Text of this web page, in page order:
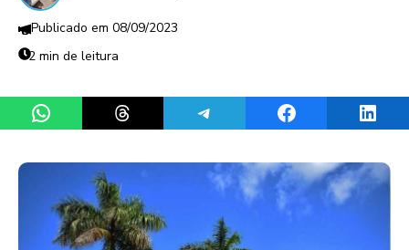
08/09/2023
2 min de leitura
Share on WhatsAppShare on ThreadsShare on TelegramShare on Facebook